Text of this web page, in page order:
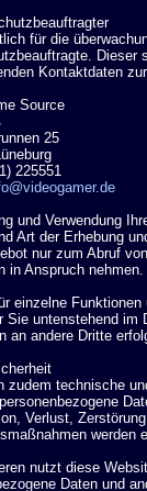
für die
Dieser
Kontaktdaten
Source
25
225551